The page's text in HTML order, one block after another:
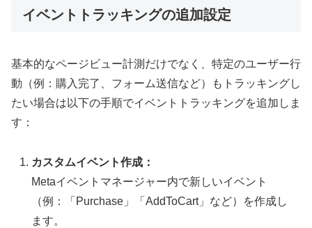
イベントトラッキングの追加設定
基本的なページビュー計測だけでなく、特定のユーザー行
動（例：購入完了、フォーム送信など）もトラッキングし
たい場合は以下の手順でイベントトラッキングを追加しま
す：
カスタムイベント作成：
Metaイベントマネージャー内で新しいイベント
（例：「Purchase」「AddToCart」など）を作成し
ます。